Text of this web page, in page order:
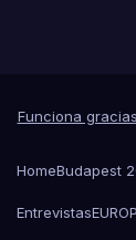
Funciona
HomeBudapest
Entrevistas